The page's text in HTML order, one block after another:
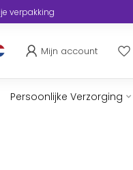
verpakking
Mijn account
Persoonlijke Verzorging